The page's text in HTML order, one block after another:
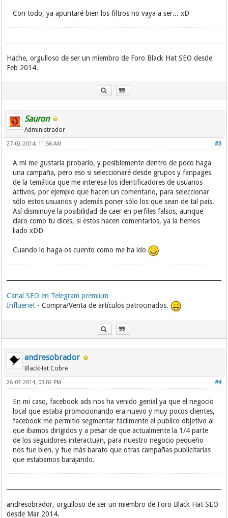
Con todo, ya apuntaré bien los filtros no vaya a ser... xD
Hache, orgulloso de ser un miembro de Foro Black Hat SEO desde
Feb 2014.
Sauron
Administrador
#3
27-02-2014, 11:56 AM
A mi me gustaría probarlo, y posiblemente dentro de poco haga
una campaña, pero eso si seleccionaré desde grupos y fanpages
de la temática que me interesa los identificadores de usuarios
activos, por ejemplo que hacen un comentario, para seleccionar
sólo estos usuarios y además poner sólo los que sean de tal país.
Así disminuye la posibilidad de caer en perfiles falsos, aunque
claro como tu dices, si estos hacen comentarios, ya la hemos
liado xDD
Cuando lo haga os cuento como me ha ido
Canal SEO en Telegram premium
Influenet - Compra/Venta de artículos patrocinados.
andresobrador
BlackHat Cobre
#4
26-03-2014, 03:02 PM
En mi caso, facebook ads nos ha venido genial ya que el negocio
local que estaba promocionando era nuevo y muy pocos clientes,
facebook me permitio segmentar fácilmente el publico objetivo al
que ibamos dirigidos y a pesar de que actualmente la 1/4 parte
de los seguidores interactuan, para nuestro negocio pequeño
nos fue bien, y fue más barato que otras campañas publicitarias
que estabamos barajando.
andresobrador, orgulloso de ser un miembro de Foro Black Hat SEO
desde Mar 2014.